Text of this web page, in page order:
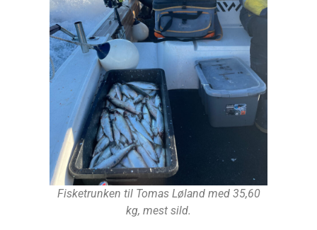
Fisketrunken til Tomas Løland med 35,60
kg, mest sild.